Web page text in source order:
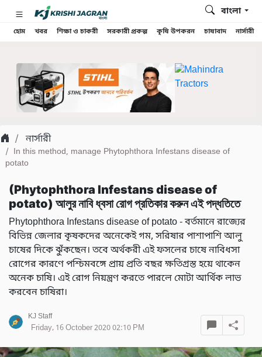
হোম খবর শিক্ষা ও চাকরী সরকারী প্রকল্প কৃষি উপকরন চাষাবাদ নার্সারী
বাংলা
নার্সারী
In this method, manage Phytophthora Infestans disease of
potato
(Phytophthora Infestans disease of
potato) আলুর নাবি ধ্বসা রোগ প্রতিকার করুন এই পদ্ধতিতে
Phytophthora Infestans disease of potato - বর্তমানে রাজ্যের
বিভিন্ন জেলার কৃষকদের অনেকেই গম, সরিষার পাশাপাশি আলু
চাষের দিকে ঝুঁকছেন। তবে অর্থকরী এই ফসলের চাষে নাবিধসা
রোগের কারণে পশ্চিমবঙ্গে প্রায় প্রতি বছর ক্ষতিগ্রস্ত হয়ে থাকেন
অনেক চাষি। এই রোগ নিয়ন্ত্রণ করতে পারলে মোটা আর্থিক লাভ
করবেন চাষিরা।
KJ Staff
Friday, 16 October 2020 02:10 PM